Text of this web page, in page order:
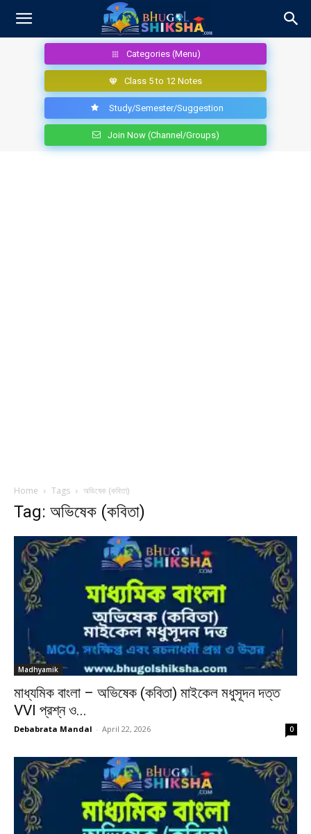
Categories (Menu)
Class 5 to 12 Notes
Study/Semester/Suggestion
Join Now (Channel/Groups)
Home Tags অভিষেক (কবিতা)
Tag: অভিষেক (কবিতা)
Madhyamik
মাধ্যমিক বাংলা – অভিষেক (কবিতা) মাইকেল মধুসূদন দত্ত
VVI প্রশ্ন ও...
Debabrata Mandal - April 22, 2026 0